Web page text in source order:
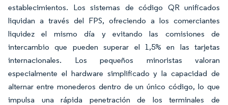
establecimientos. Los sistemas de código QR unificados
liquidan a través del FPS, ofreciendo a los comerciantes
liquidez el mismo día y evitando las comisiones de
intercambio que pueden superar el 1,5% en las tarjetas
internacionales. Los pequeños minoristas valoran
especialmente el hardware simplificado y la capacidad de
alternar entre monederos dentro de un único código, lo que
impulsa una rápida penetración de los terminales de